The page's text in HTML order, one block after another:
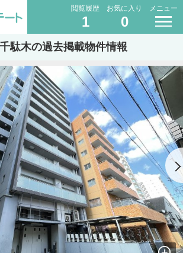
閲覧履歴
1
お気に入り
0
メニュー
駄木の過去掲載物件情報